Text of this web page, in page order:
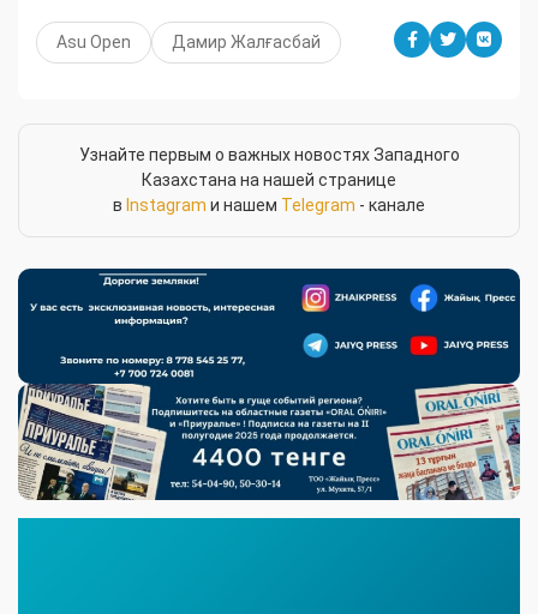
Asu Open Дамир Жалғасбай
Узнайте первым о важных новостях Западного
Казахстана на нашей странице
в Instagram и нашем Telegram - канале